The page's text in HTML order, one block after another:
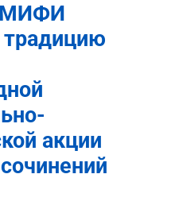
МИФИ
акции